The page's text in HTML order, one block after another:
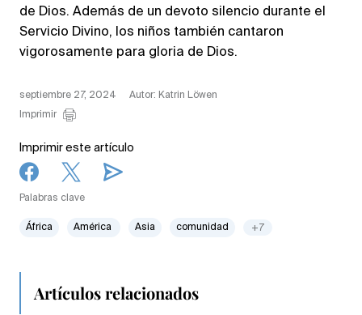
de Dios. Además de un devoto silencio durante el
Servicio Divino, los niños también cantaron
vigorosamente para gloria de Dios.
septiembre 27, 2024
Autor: Katrin Löwen
Imprimir
Imprimir este artículo
Palabras clave
África América Asia comunidad +7
Artículos relacionados